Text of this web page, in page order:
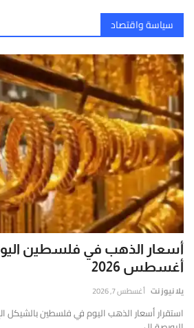
سياسة واقتصاد
أغسطس 2026
يلا نيوز نت أغسطس 7, 2026
استقرار أسعار الذهب اليوم في فلسطين بالشيكل